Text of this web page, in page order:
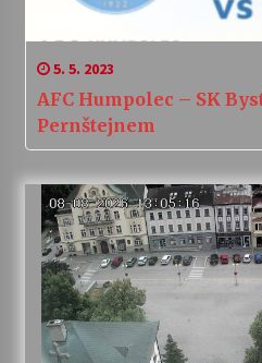
5. 5. 2023
AFC Humpolec – SK
Pernštejnem